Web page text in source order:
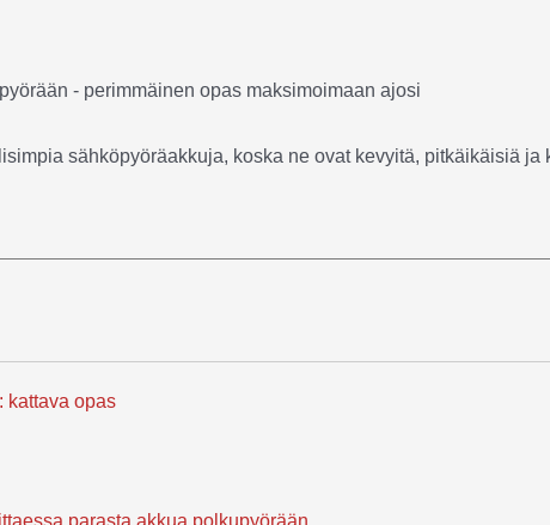
sähköpyöräakkuja, koska ne ovat kevyitä, pitkäikäisiä ja
kattava opas